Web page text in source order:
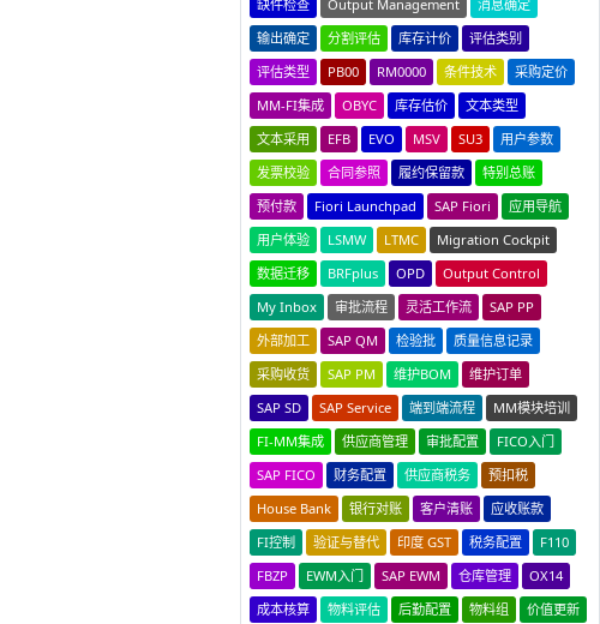
缺件检查
Output Management
消息确定
输出确定
分割评估 库存计价
评估类别
评估类型
PB00 RM0000 条件技术
采购定价
MM-FI集成
OBYC 库存估价
文本类型
文本采用
EFB EVO MSV SU3
用户参数
发票校验
合同参照 履约保留款
特别总账
预付款
Fiori Launchpad SAP Fiori
应用导航
用户体验
LSMW LTMC
Migration Cockpit
数据迁移
BRFplus OPD
Output Control
My Inbox
审批流程 灵活工作流
SAP PP
外部加工
SAP QM 检验批
质量信息记录
采购收货
SAP PM 维护BOM
维护订单
SAP SD
SAP Service 端到端流程
MM模块培训
FI-MM集成
供应商管理 审批配置
FICO入门
SAP FICO
财务配置 供应商税务
预扣税
House Bank
银行对账 客户清账
应收账款
FI控制
验证与替代 印度 GST 税务配置
F110
FBZP
EWM入门 SAP EWM 仓库管理
OX14
成本核算
物料评估 后勤配置 物料组
价值更新